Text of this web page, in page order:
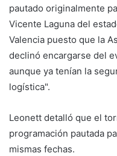
pautado originalmente
Vicente Laguna del
Valencia puesto que la
declinó encargarse del
aunque ya tenían la
logística".
Leonett detalló que el
programación pautada
mismas fechas.